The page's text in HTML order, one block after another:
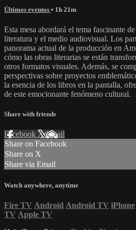
Últimos eventos • 1h 21m
Esta mesa abordará el tema fascinante
literatura y el medio audiovisual. Los
panorama actual de la producción en
cómo las obras literarias se están
otros formatos visuales. Además, se
perspectivas sobre proyectos
la esencia de los libros en la pantalla,
de este emocionante fenómeno cultural.
Share with friends
Facebook XEmail
Share on Facebook
Share on X
Share via Email
Watch anywhere, anytime
Fire TV Android Android TV iPhone
TV Apple TV